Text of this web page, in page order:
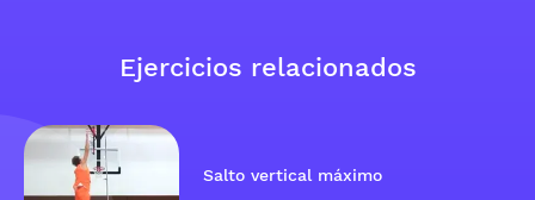
Ejercicios relacionados
Salto vertical máximo